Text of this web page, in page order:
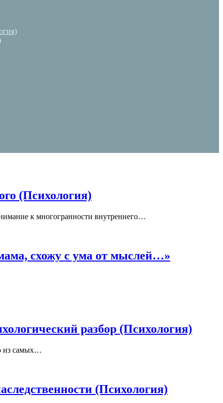
(Психология)
к многогранности внутреннего…
схожу с ума от мыслей…»
разбор (Психология)
из самых…
(Психология)